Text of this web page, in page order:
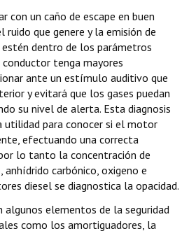
- Registro
Registro
con un caño de escape en buen
ruido que genere y la emisión de
dentro de los parámetros
tenga mayores
ante un estímulo auditivo que
y evitará que los gases puedan
su nivel de alerta. Esta diagnosis
utilidad para conocer si el motor
efectuando una correcta
lo tanto la concentración de
anhídrido carbónico, oxigeno e
diesel se diagnostica la opacidad.
algunos elementos de la seguridad
como los amortiguadores, la